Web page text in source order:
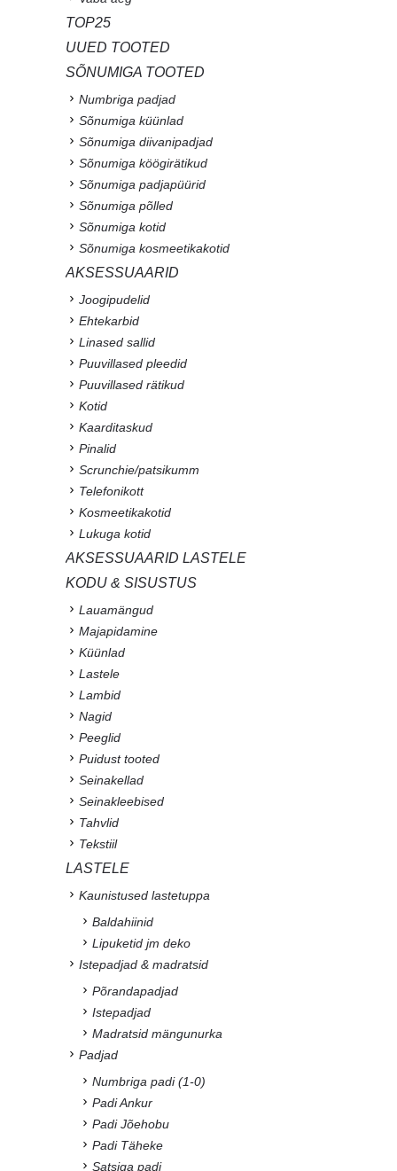
TOP25
UUED TOOTED
SÕNUMIGA TOOTED
Numbriga padjad
Sõnumiga küünlad
Sõnumiga diivanipadjad
Sõnumiga köögirätikud
Sõnumiga padjapüürid
Sõnumiga põlled
Sõnumiga kotid
Sõnumiga kosmeetikakotid
AKSESSUAARID
Joogipudelid
Ehtekarbid
Linased sallid
Puuvillased pleedid
Puuvillased rätikud
Kotid
Kaarditaskud
Pinalid
Scrunchie/patsikumm
Telefonikott
Kosmeetikakotid
Lukuga kotid
AKSESSUAARID LASTELE
KODU & SISUSTUS
Lauamängud
Majapidamine
Küünlad
Lastele
Lambid
Nagid
Peeglid
Puidust tooted
Seinakellad
Seinakleebised
Tahvlid
Tekstiil
LASTELE
Kaunistused lastetuppa
Baldahiinid
Lipuketid jm deko
Istepadjad & madratsid
Põrandapadjad
Istepadjad
Madratsid mängunurka
Padjad
Numbriga padi (1-0)
Padi Ankur
Padi Jõehobu
Padi Täheke
Satsiga padi